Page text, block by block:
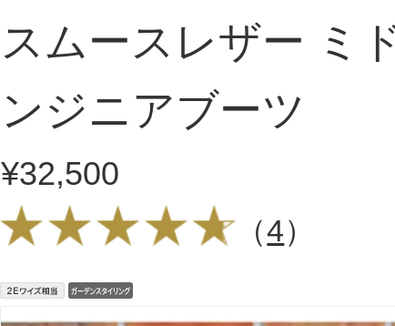
スムースレザー ミ
ンジニアブーツ
¥32,500
（4）